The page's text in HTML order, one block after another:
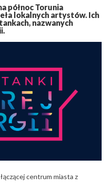
północ Torunia
lokalnych artystów. Ich
nazwanych
centrum miasta z